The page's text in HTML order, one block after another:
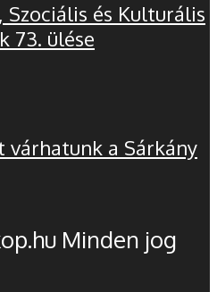
Szociális és Kulturális
73. ülése
várhatunk a Sárkány
Minden jog